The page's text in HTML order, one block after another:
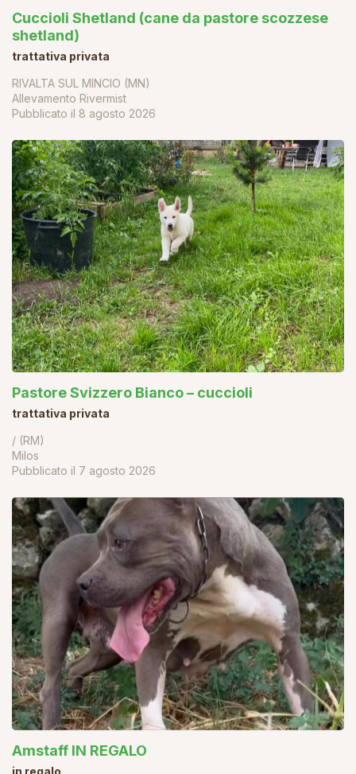
Cuccioli Shetland (cane da pastore scozzese
shetland)
trattativa privata
RIVALTA SUL MINCIO (MN)
Allevamento Rivermist
Pubblicato il 8 agosto 2026
Pastore Svizzero Bianco – cuccioli
trattativa privata
/ (RM)
Milos
Pubblicato il 7 agosto 2026
Amstaff IN REGALO
in regalo